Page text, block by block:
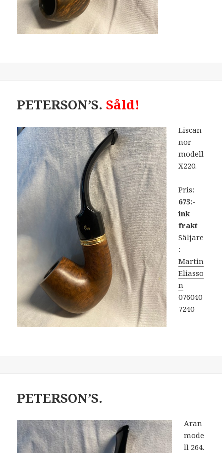
PETERSON’S.Såld!
Liscan
nor
modell
X220.
Pris:
675:-
ink
frakt
Säljare
:
Martin
Eliasso
n
076040
7240
PETERSON’S.
Aran
mode
ll 264.